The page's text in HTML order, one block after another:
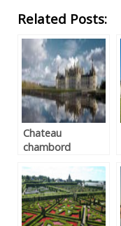
Related Posts:
Chateau
chambord